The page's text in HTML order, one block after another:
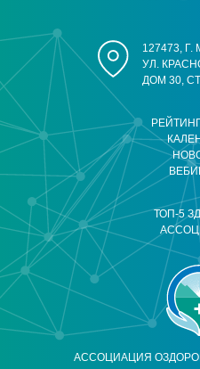
АССОЦИАЦИЯ
ТОП-5
127473,
УЛ.
ДОМ 30,